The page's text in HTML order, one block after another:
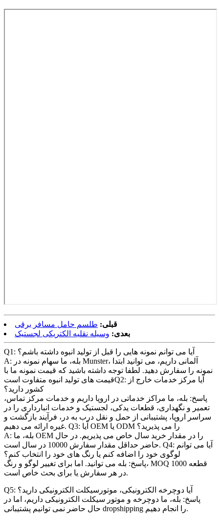
قبلی: طلسم حامل مسافر برقی
بعدی: وسیله نقلیه الکتریکی لجستیک
Q1: آیا می توانم نمونه هایی را قبل از تولید انبوه داشته باشم؟
A: بله، ما سهام نمونه در Munster، آلمانی داریم، می توانید ابتدا
نمونه را سفارش دهید. لطفا توجه داشته باشید که قیمت نمونه ما با
قیمت های تولید انبوه متفاوت استQ2: آیا مرکز خدمات خارج از
کشور دارید؟
پاسخ: بله، ما مراکز خدماتی در اروپا داریم و خدمات مرکز تماس،
تعمیر و نگهداری، قطعات یدکی، لجستیک و خدمات انبارداری را در
سراسر اروپا، پشتیبانی از حمل و نقل درب به در، فرآیند بازگشت و
غیره ارائه می دهیم. Q3: آیا OEM یا ODM را می پذیرید؟
A: بله، ما OEM را در مقدار خرید سال خاص می پذیریم. در حال
حاضر حداقل مقدار سفارش 10000 در سال است. Q4: آیا می توانم
لوگوی خود را اضافه کنم یا رنگ های خود را انتخاب کنم؟
پاسخ: بله می توانید. اما برای تغییر لوگو و رنگ، MOQ 1000 قطعه
در هر سفارش یا برای بحث خاص است.
Q5: آیا دوچرخه الکترونیکی، موتورسیکلت الکترونیکی دارید؟
پاسخ: بله، ما دوچرخه و موتور سیکلت الکترونیکی داریم، اما در
حال حاضر نمی توانیم پشتیبانی dropshipping را انجام دهیم.